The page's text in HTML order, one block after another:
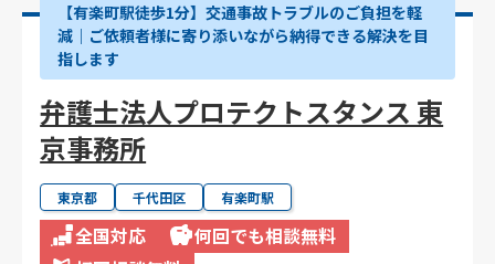
【有楽町駅徒歩1分】交通事故トラブルのご負担を軽
減｜ご依頼者様に寄り添いながら納得できる解決を目
指します
弁護士法人プロテクトスタンス 東
京事務所
東京都 千代田区 有楽町駅
全国対応
何回でも相談無料